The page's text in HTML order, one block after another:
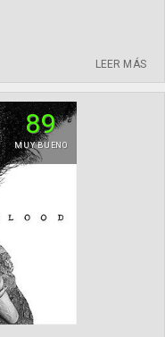
LEER MÁS
89
MUY BUENO